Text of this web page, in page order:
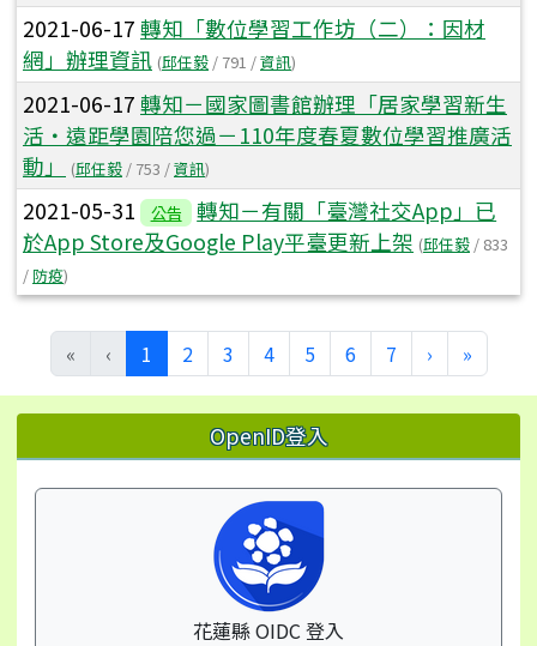
2021-06-17 轉知「數位學習工作坊（二）：因材
網」辦理資訊 (邱任毅 / 791 /資訊)
2021-06-17 轉知－國家圖書館辦理「居家學習新生
活‧遠距學園陪您過－110年度春夏數位學習推廣活
動」
(邱任毅 / 753 /資訊)
2021-05-31 公告
轉知－有關「臺灣社交App」已
於App Store及Google Play平臺更新上架 (邱任毅 / 833
/ 防疫)
« ‹ 1 (目前頁次)
2 3 4 5 6 7 ›下一頁
»最後頁
左邊區域內容 OpenID登入
花蓮縣 OIDC 登入